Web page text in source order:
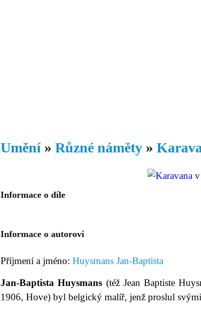
Umění » Různé náměty »
Informace o díle
Informace o autorovi
Příjmení a jméno: Huysmans Jan-Baptista
Jan-Baptista Huysmans (též Jean Baptiste
1906, Hove) byl belgický malíř, jenž proslul